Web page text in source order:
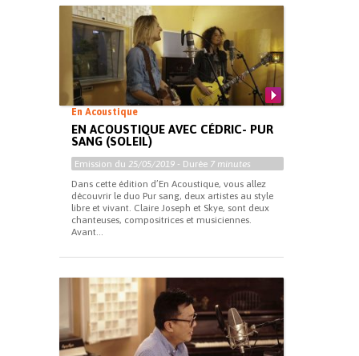
En Acoustique
EN ACOUSTIQUE AVEC CÉDRIC- PUR
SANG (SOLEIL)
Emission du 25/05/2019 - Durée 7 minutes
Dans cette édition d’En Acoustique, vous allez
découvrir le duo Pur sang, deux artistes au style
libre et vivant. Claire Joseph et Skye, sont deux
chanteuses, compositrices et musiciennes.
Avant...